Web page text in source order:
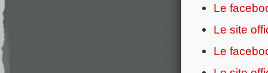
Le
Le site
Le